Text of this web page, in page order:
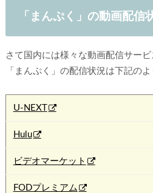
「まんぷく」の動画配信
さて国内には様々な動画配信サー
「まんぷく」の配信状況は下記の
U-NEXT
Hulu
ビデオマーケット
FODプレミアム